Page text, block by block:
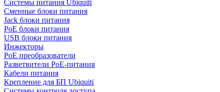
Системы питания Ubiquiti
Сменные блоки питания
Jack блоки питания
PoE блоки питания
USB блоки питания
Инжекторы
PoE преобразователи
Разветвители PoE-питания
Кабели питания
Крепление для БП Ubiquiti